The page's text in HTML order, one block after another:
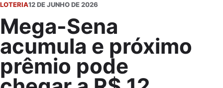
LOTERIA12 DE JUNHO DE 2026
Mega-Sena
acumula e próximo
prêmio pode